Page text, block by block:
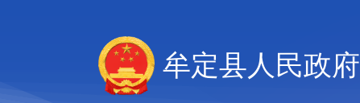
牟定县人民政府